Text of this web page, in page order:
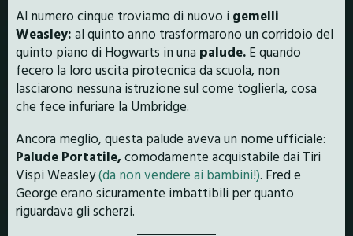
Al numero cinque troviamo di nuovo i gemelli
Weasley: al quinto anno trasformarono un corridoio del
quinto piano di Hogwarts in una palude. E quando
fecero la loro uscita pirotecnica da scuola, non
lasciarono nessuna istruzione sul come toglierla, cosa
che fece infuriare la Umbridge.
Ancora meglio, questa palude aveva un nome ufficiale:
Palude Portatile,comodamente acquistabile dai Tiri
Vispi Weasley(da non vendere ai bambini!). Fred e
George erano sicuramente imbattibili per quanto
riguardava gli scherzi.